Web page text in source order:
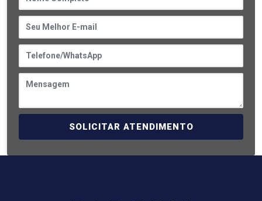
SOLICITAR ATENDIMENTO